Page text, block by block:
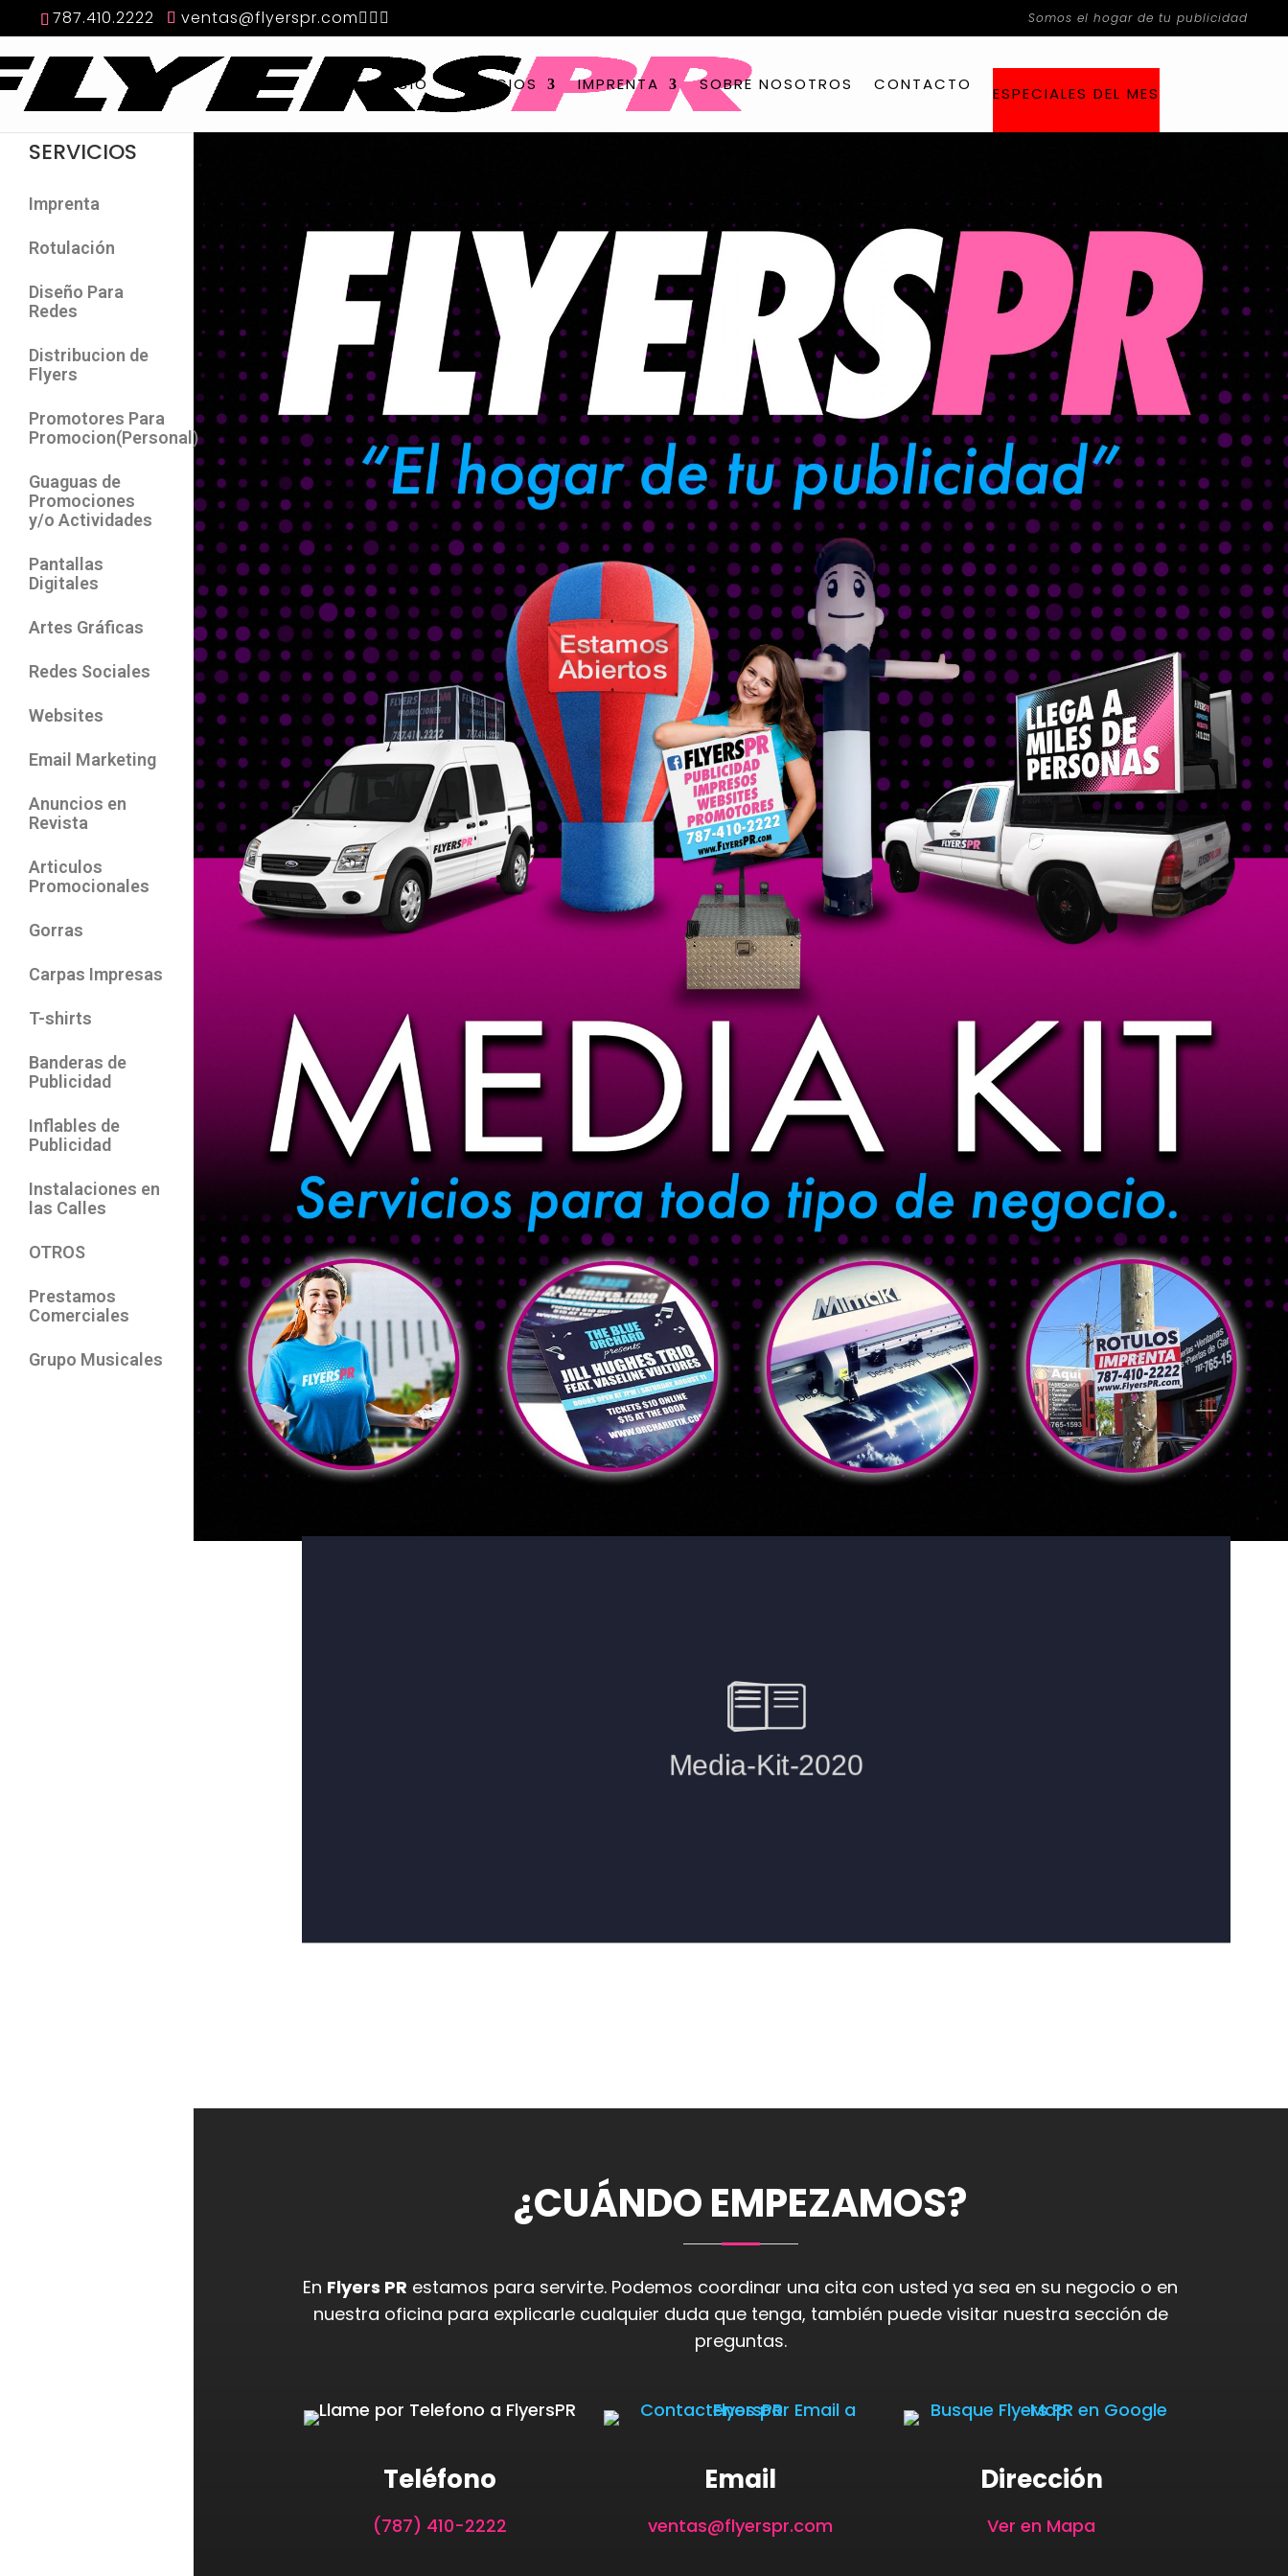
787.410.2222 ventas@flyerspr.com Somos el hogar de tu publicidad
INICIO SERVICIOS IMPRENTA SOBRE NOSOTROS CONTACTO ESPECIALES DEL MES
SERVICIOS
Imprenta
Rotulación
Diseño Para
Redes
Distribucion de
Flyers
Promotores Para
Promocion(Personal)
Guaguas de
Promociones
y/o Actividades
Pantallas
Digitales
Artes Gráficas
Redes Sociales
Websites
Email Marketing
Anuncios en
Revista
Articulos
Promocionales
Gorras
Carpas Impresas
T-shirts
Banderas de
Publicidad
Inflables de
Publicidad
Instalaciones en
las Calles
OTROS
Prestamos
Comerciales
Grupo Musicales
¿CUÁNDO EMPEZAMOS?
En Flyers PR estamos para servirte. Podemos coordinar una cita con usted ya sea en su negocio o en
nuestra oficina para explicarle cualquier duda que tenga, también puede visitar nuestra sección de
preguntas.
Teléfono
(787) 410-2222
Email
ventas@flyerspr.com
Dirección
Ver en Mapa